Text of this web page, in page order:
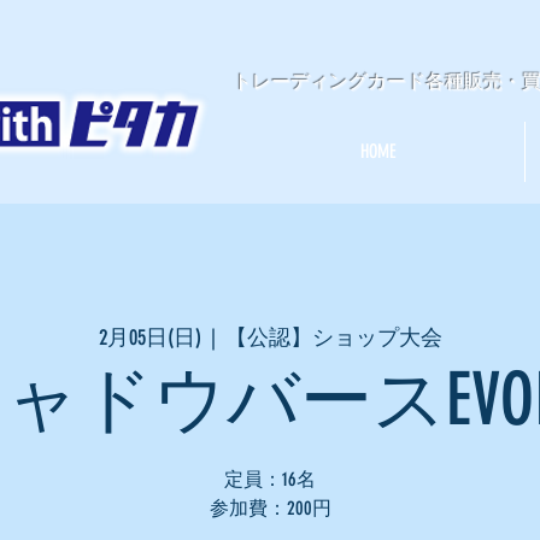
トレーディングカード各種販売
HOME
2月05日(日)
  |
【公認】ショップ大会
ドウバース
定員：16名
参加費：200円